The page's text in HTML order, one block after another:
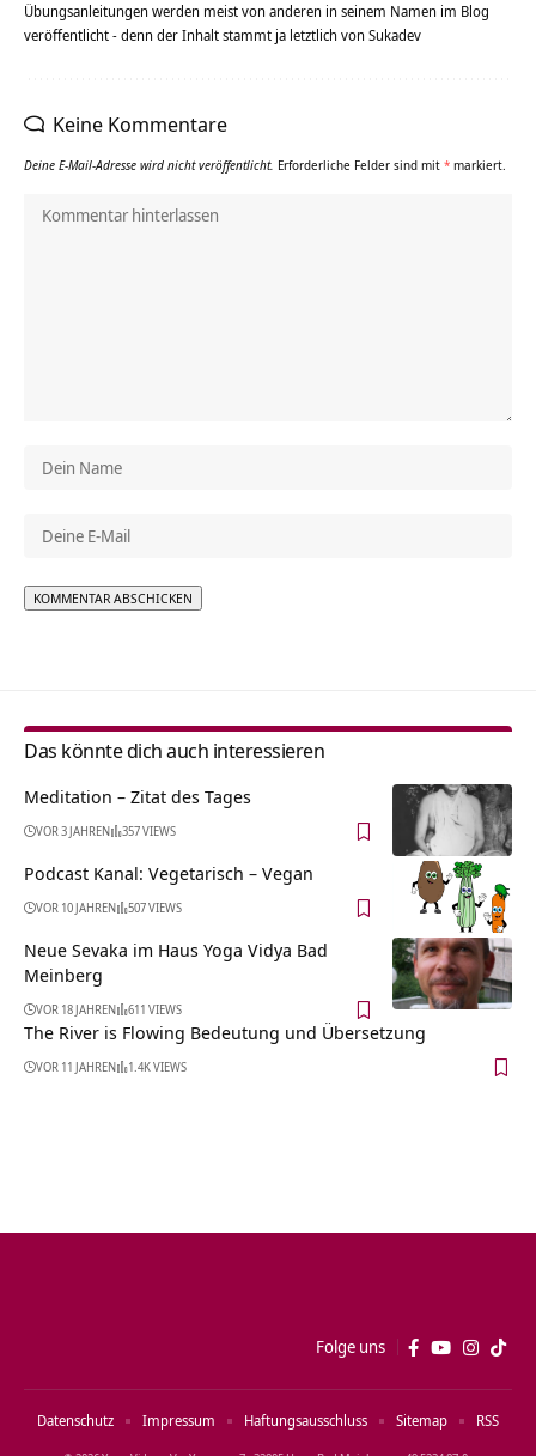
Übungsanleitungen werden meist von anderen in seinem Namen im Blog
veröffentlicht - denn der Inhalt stammt ja letztlich von Sukadev
Keine Kommentare
Deine E-Mail-Adresse wird nicht veröffentlicht. Erforderliche Felder sind mit * markiert.
Das könnte dich auch interessieren
Meditation – Zitat des Tages
VOR 3 JAHREN 357 VIEWS
Podcast Kanal: Vegetarisch – Vegan
VOR 10 JAHREN 507 VIEWS
Neue Sevaka im Haus Yoga Vidya Bad
Meinberg
VOR 18 JAHREN 611 VIEWS
The River is Flowing Bedeutung und Übersetzung
VOR 11 JAHREN 1.4K VIEWS
Folge uns
Datenschutz Impressum Haftungsausschluss Sitemap RSS